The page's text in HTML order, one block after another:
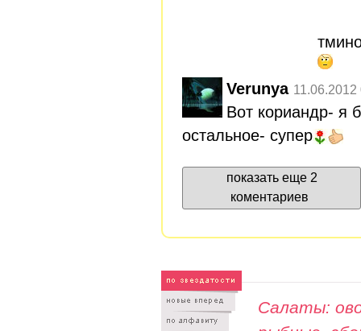
Verunya 11.06.2012
Вот кориандр- я
остальное- супер
показать еще 2
коментариев
Салаты: